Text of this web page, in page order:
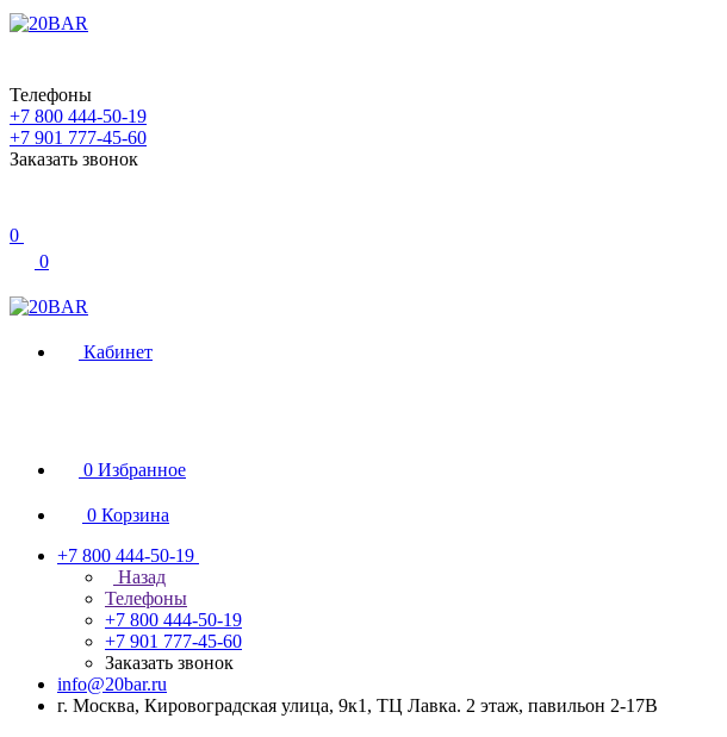
Телефоны
+7 800 444-50-19
+7 901 777-45-60
Заказать звонок
0
0
Кабинет
0 Избранное
0 Корзина
+7 800 444-50-19
Назад
Телефоны
+7 800 444-50-19
+7 901 777-45-60
Заказать звонок
info@20bar.ru
г. Москва, Кировоградская улица, 9к1, ТЦ Лавка. 2 этаж, павильон 2-17В